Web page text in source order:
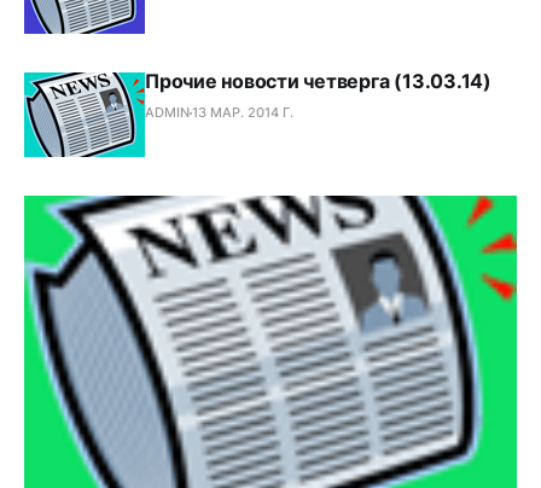
Прочие новости четверга (13.03.14)
ADMIN13 МАР. 2014 Г.